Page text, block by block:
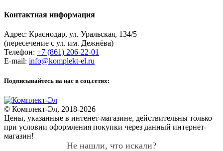
Контактная информация
Адрес: Краснодар, ул. Уральская, 134/5
(пересечение с ул. им. Дежнёва)
Телефон: +7 (861) 206-22-01
E-mail: info@komplekt-el.ru
Подписывайтесь на нас в соц.сетях:
© Комплект-Эл, 2018-2026
Цены, указанные в интенет-магазине, действительны только
при условии оформления покупки через данный интернет-
магазин!
Не нашли, что искали?